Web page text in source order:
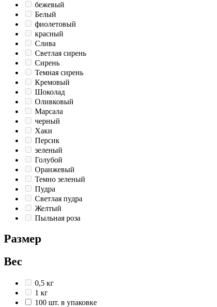
бежевый
Белый
фиолетовый
красный
Слива
Светлая сирень
Сирень
Темная сирень
Кремовый
Шоколад
Оливковый
Марсала
черный
Хаки
Персик
зеленый
Голубой
Оранжевый
Темно зеленый
Пудра
Светлая пудра
Желтый
Пыльная роза
Размер
Вес
0,5 кг
1 кг
100 шт. в упаковке